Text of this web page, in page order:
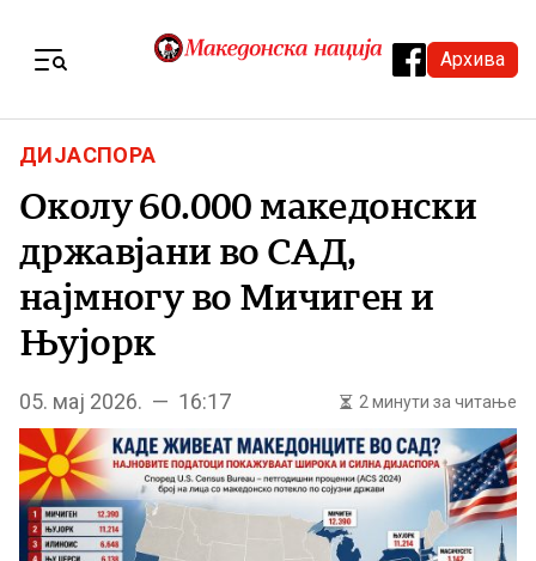
Архива
ДИЈАСПОРА
Околу 60.000 македонски
државјани во САД,
најмногу во Мичиген и
Њујорк
05. мај 2026. — 16:17 2 минути за читање